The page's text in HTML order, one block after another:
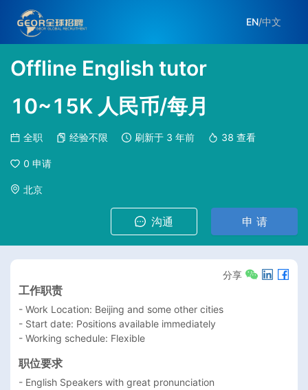
EN/中文
Offline English tutor
10~15K 人民币/每月
全职 经验不限 刷新于 3 年前 38 查看
0 申请
北京
沟通 申 请
分享
工作职责
- Work Location: Beijing and some other cities
- Start date: Positions available immediately
- Working schedule: Flexible
职位要求
- English Speakers with great pronunciation